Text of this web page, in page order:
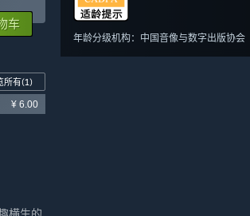
年龄分级机构：中国音像与数字出版协会
车
所有(1)
¥ 6.00